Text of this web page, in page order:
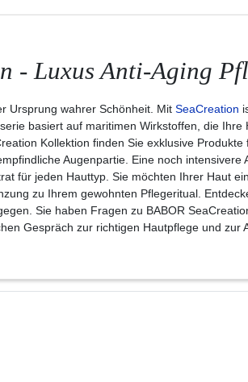
- Luxus Anti-Aging
Ursprung wahrer Schönheit. Mit SeaCreation
basiert auf maritimen Wirkstoffen, die
Kollektion finden Sie exklusive
Augenpartie. Eine noch intensivere
für jeden Hauttyp. Sie möchten Ihrer Haut
zu Ihrem gewohnten Pflegeritual.
Sie haben Fragen zu BABOR
Gespräch zur richtigen Hautpflege und zur